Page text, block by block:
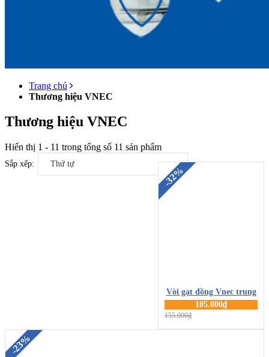
Trang chủ
Thương hiệu VNEC
Thương hiệu VNEC
Hiển thị 1 - 11 trong tổng số 11 sản phẩm
Sắp xếp: Thứ tự
-32%
Vòi gạt đồng Vnec trung
105.000₫
155.000₫
-23%